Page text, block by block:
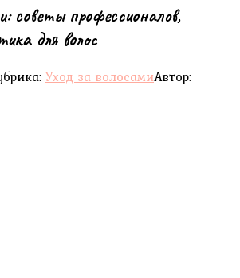
советы профессионалов,
для волос
Уход за волосамиАвтор: